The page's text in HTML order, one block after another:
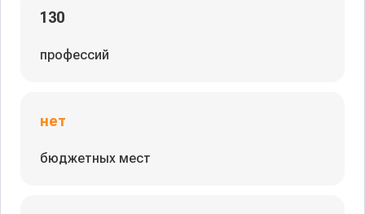
130
профессий
нет
бюджетных мест